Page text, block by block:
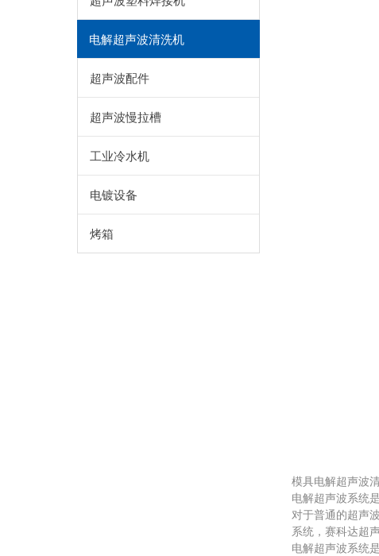
电解超声波清洗机
超声波配件
超声波慢拉槽
工业冷水机
电镀设备
烤箱
模具电解超声波
电解超声波系统
对于普通的超声
系统，赛科达超
电解超声波系统